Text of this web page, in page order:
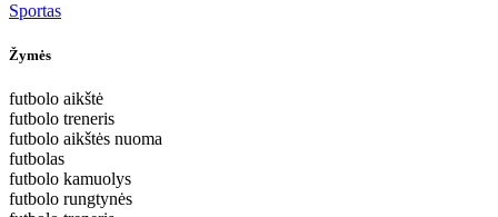
Sportas
Žymės
futbolo aikštė
futbolo treneris
futbolo aikštės nuoma
futbolas
futbolo kamuolys
futbolo rungtynės